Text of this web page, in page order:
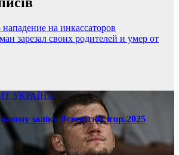
на инкассаторов
зарезал своих родителей и умер от
УКРАЇНА
заліку Всесвітніх ігор-2025